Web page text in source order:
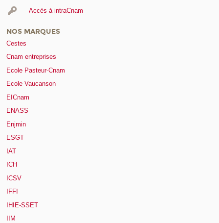
Accès à intraCnam
NOS MARQUES
Cestes
Cnam entreprises
Ecole Pasteur-Cnam
Ecole Vaucanson
EICnam
ENASS
Enjmin
ESGT
IAT
ICH
ICSV
IFFI
IHIE-SSET
IIM